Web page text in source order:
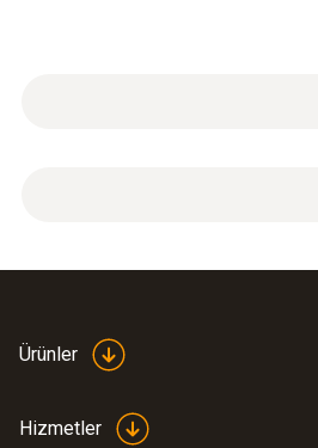
Tek basınçlı bağlantı
Ürünler
Hizmetler